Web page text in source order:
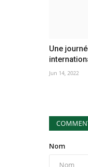
Une
Jun 14, 2022
Nom